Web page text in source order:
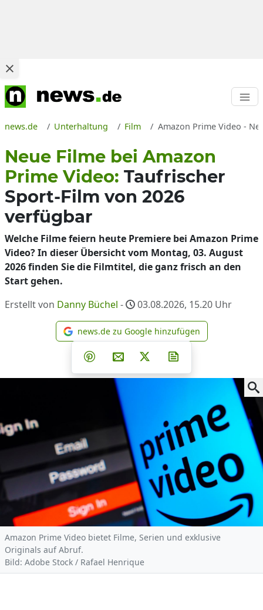
news.de Unterhaltung Film Amazon Prime Video -
Neue Filme bei Amazon
Prime Video: Taufrischer
Sport-Film von 2026
verfügbar
Welche Filme feiern heute Premiere bei Amazon Prime
Video? In dieser Übersicht vom Montag, 03. August
2026 finden Sie die Filmtitel, die ganz frisch an den
Start gehen.
Erstellt von Danny Büchel - 03.08.2026, 15.20 Uhr
news.de zu Google
news.de zu Google hinzufügen
Teilen auf Facebook
Teilen auf Whatsapp
Teilen auf Telegram
Teilen auf Pinterest
Per E-Mail teilen
Post auf X
Amazon Prime Video bietet Filme, Serien und exklusive
Originals auf Abruf.
Bild: Adobe Stock / Rafael Henrique